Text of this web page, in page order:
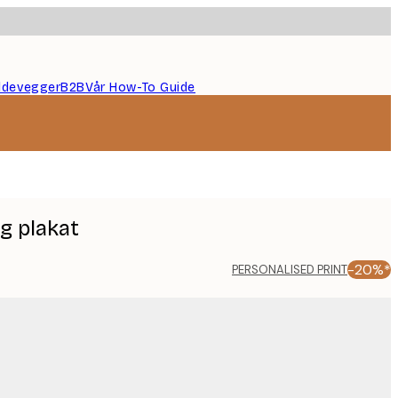
B2BVår How-To Guide
plakat
PERSONALISED PRINT-20%*